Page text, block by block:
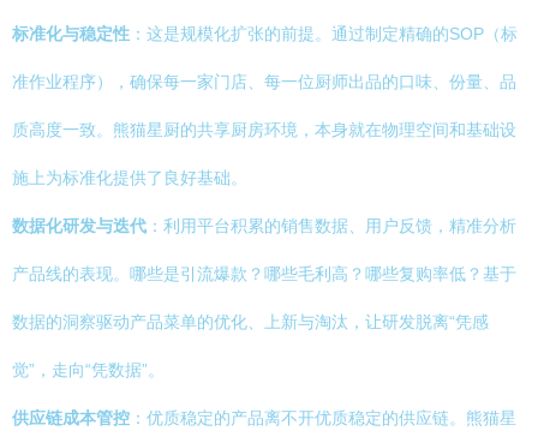
标准化与稳定性 ：这是规模化扩张的前提。通过制定精确的SOP（标
准作业程序），确保每一家门店、每一位厨师出品的口味、份量、品
质高度一致。熊猫星厨的共享厨房环境，本身就在物理空间和基础设
施上为标准化提供了良好基础。
数据化研发与迭代 ：利用平台积累的销售数据、用户反馈，精准分析
产品线的表现。哪些是引流爆款？哪些毛利高？哪些复购率低？基于
数据的洞察驱动产品菜单的优化、上新与淘汰，让研发脱离“凭感
觉”，走向“凭数据”。
供应链成本管控 ：优质稳定的产品离不开优质稳定的供应链。熊猫星